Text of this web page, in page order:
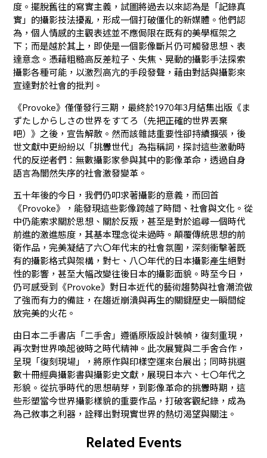
度。擺脫舊往的寫實主義，試圖將過去以來認為是「記錄真
實」的攝影技法擾亂，形成一個打破僵化的新媒體。他們認
為，個人情感的主觀表述並不應侷限在既有的美學框架之
下；而是越於其上，即使是一個影像斷片仍可觸發思想、表
達意念。憑藉粗糙高反差粒子、失焦、晃動的攝影手法探索
攝影各種可能，以激烈高亢的手段發聲，藉由對話與攝影來
宣達對於社會的批判。
《Provoke》僅僅發行三期，最終於1970年3月結集出版《ま
ずたしからしさの世界をすてろ（先把正確的世界丟棄
吧）》之後，宣告解散。然而該雜誌重要性卻持續擴張，後
世文獻中更紛紛以「挑釁世代」為指稱詞，探討這些激動時
代的反逆者們：無數攝影家參與其中的影像革命，透過自身
語言為闇然失序的社會激發變革。
五十年後的今日，我們仍叩求著攝影的意義，而回首
《Provoke》，能發現這些影像跨越了時間、社會與文化。從
中仍能索求關於思想、關於反叛，甚至是對於追尋一個時代
前進的激進態度，其基本理念從未過時。顛覆傳統思想的前
衛作品，完美凝結了六〇年代末的社會氛圍，深刻衝擊著既
有的攝影格式與架構，對七、八〇年代的日本攝影產生絕對
性的影響，甚至大幅改變往後日本的攝影面貌。時至今日，
仍可感受到《Provoke》對日本近代的藝術趨勢與社會潮流做
了強而有力的備註，在趨近崩潰與再生的關鍵歷史一瞬間綻
放完美的火花。
由日本二手書店「二手舍」遵循原版設計裝幀，復刻重現，
再次對世界喚起彼時之時代精神。此次展覽與二手舍合作，
呈現「復刻現場」，將原作與印樣空運來台展出；同時挑選
數十冊經典攝影書與攝影史文獻，展現日本六、七〇年代之
形貌。從抗爭時代的思想萌芽，到影像革命的挑釁時期，這
些形塑當今世界攝影樣貌的重要作品，打破客觀紀錄，成為
為己敘事之利器，詮釋出對現實世界的熱切渴望與關注。
Related Events